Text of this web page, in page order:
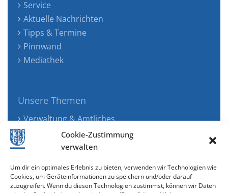
Cookie-Zustimmung
verwalten
Um dir ein optimales Erlebnis zu bieten, verwenden wir Technologien wie
Cookies, um Geräteinformationen zu speichern und/oder darauf
zuzugreifen. Wenn du diesen Technologien zustimmst, können wir Daten
Service
Aktuelle Nachrichten
Tipps & Termine
Pinnwand
Mediathek
Unsere Themen
Verwaltung & Amtliches
Jugend, Familie & Gesundheit
Tourismus, Freizeit & Ökologie
Wirtschaft & Verkehr
Senioren & Inklusion